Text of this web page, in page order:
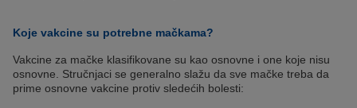
Koje vakcine su potrebne mačkama?
Vakcine za mačke klasifikovane su kao osnovne i one koje nisu
osnovne. Stručnjaci se generalno slažu da sve mačke treba da
prime osnovne vakcine protiv sledećih bolesti: